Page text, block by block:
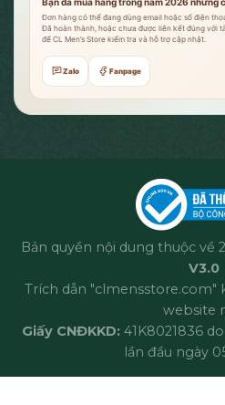
Đơn hàng có thể đang dùng email hoặc số điện
Đã hoàn thành, hoặc chưa được liên kết đúng với
để CL Men’s Store kiểm tra và hỗ trợ cập nhật.
Zalo Fanpage
Bản quyền nội dung thuộc về
V3.0
Trích dẫn
website
Giấy CNĐKKD: 41K8021836
lần đầu ngày